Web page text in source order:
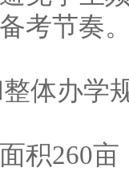
考节奏
体办学
260亩